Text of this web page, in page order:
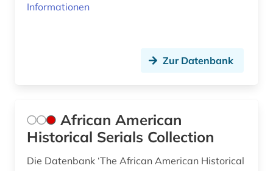
eugenio pacelli (1)
europa (4)
europäische geistesgeschichte (1)
Informationen
Zur Datenbank
African American
Historical Serials Collection
Die Datenbank ‘The African American Historical